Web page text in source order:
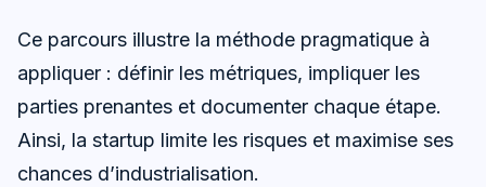
Ce parcours illustre la méthode pragmatique à
appliquer : définir les métriques, impliquer les
parties prenantes et documenter chaque étape.
Ainsi, la startup limite les risques et maximise ses
chances d’industrialisation.